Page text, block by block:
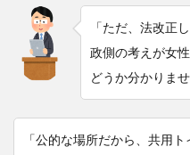
「ただ、法改正
政側の考えが女
どうか分かりませ
「公的な場所だから、共用